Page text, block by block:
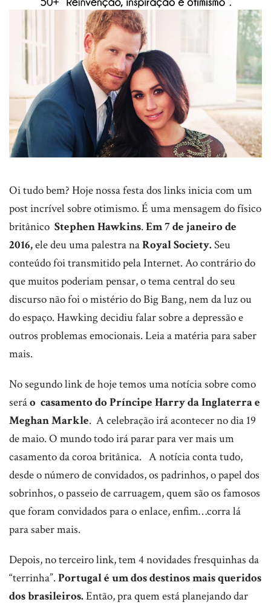
Oi tudo bem? Hoje nossa festa dos links inicia com um
post incrível sobre otimismo. É uma mensagem do físico
britânico Stephen Hawkins.Em 7 de janeiro de
2016,ele deu uma palestra naRoyal Society.Seu
conteúdo foi transmitido pela Internet. Ao contrário do
que muitos poderiam pensar, o tema central do seu
discurso não foi o mistério do Big Bang, nem da luz ou
do espaço. Hawking decidiu falar sobre a depressão e
outros problemas emocionais. Leia a matéria para saber
mais.
No segundo link de hoje temos uma notícia sobre como
seráo casamento do Príncipe Harry da Inglaterra e
Meghan Markle. A celebração irá acontecer no dia 19
de maio. O mundo todo irá parar para ver mais um
casamento da coroa britânica. A notícia conta tudo,
desde o número de convidados, os padrinhos, o papel dos
sobrinhos, o passeio de carruagem, quem são os famosos
que foram convidados para o enlace, enfim…corra lá
para saber mais.
Depois, no terceiro link, tem 4 novidades fresquinhas da
“terrinha”.Portugal é um dos destinos mais queridos
dos brasileiros.Então, pra quem está planejando dar